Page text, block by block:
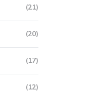
(21)
(20)
(17)
(12)